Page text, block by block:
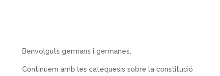
Benvolguts germans i germanes,
Continuem amb les catequesis sobre la constitució